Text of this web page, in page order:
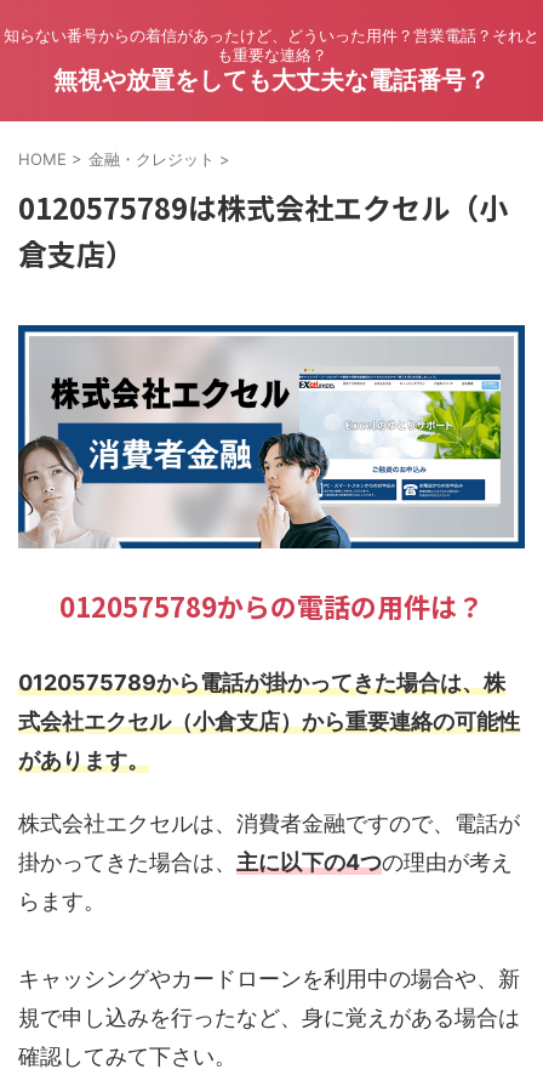
知らない番号からの着信があったけど、どういった用件？営業電話？それと
も重要な連絡？
無視や放置をしても大丈夫な電話番号？
HOME > 金融・クレジット >
0120575789は株式会社エクセル（小
倉支店）
0120575789からの電話の用件は？
0120575789から電話が掛かってきた場合は、株
式会社エクセル（小倉支店）から重要連絡の可能性
があります。
株式会社エクセルは、消費者金融ですので、電話が
掛かってきた場合は、 主に以下の4つの理由が考え
らます。
キャッシングやカードローンを利用中の場合や、新
規で申し込みを行ったなど、身に覚えがある場合は
確認してみて下さい。